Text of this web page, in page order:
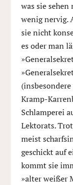
was sie sehen
wenig nervig.
sie nicht
es oder man
Kramp-
Schlamperei
Lektorats.
meist
geschickt auf
kommt sie
»alter weißer